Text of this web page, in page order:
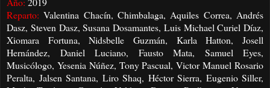
Reparto:Valentina Chacín, Chimbalaga, Aquiles Correa, Andrés
Dasz, Steven Dasz, Susana Dosamantes, Luis Michael Curiel Díaz,
Xiomara Fortuna, Nidsbelle Guzmán, Karla Hatton, Josell
Hernández, Daniel Luciano, Fausto Mata, Samuel Eyes,
Musicólogo, Yesenia Núñez, Tony Pascual, Victor Manuel Rosario
Peralta, Jalsen Santana, Liro Shaq, Héctor Sierra, Eugenio Siller,